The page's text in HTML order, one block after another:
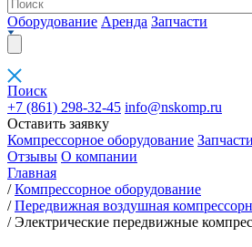
Оборудование Аренда Запчасти
Поиск
+7 (861) 298-32-45 info@nskomp.ru
Оставить заявку
Компрессорное оборудование Запчасти
Отзывы О компании
Главная
/Компрессорное оборудование
/Передвижная воздушная
/Электрические передвижные